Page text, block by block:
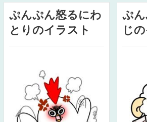
ぷんぷん怒るにわ
とりのイラスト
ぷ
じ